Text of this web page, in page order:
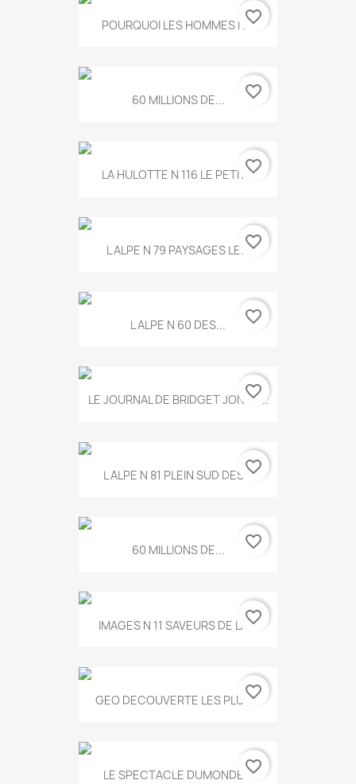
POURQUOI LES HOMMES N...favorite_border
60 MILLIONS DE... favorite_border
LA HULOTTE N 116 LE PETIT...favorite_border
L ALPE N 79 PAYSAGES LE...favorite_border
L ALPE N 60 DES... favorite_border
LE JOURNAL DE BRIDGET JONES...
favorite_border
L ALPE N 81 PLEIN SUD DES...favorite_border
60 MILLIONS DE... favorite_border
IMAGES N 11 SAVEURS DE LA...
favorite_border
GEO DECOUVERTE LES PLUS...
favorite_border
LE SPECTACLE DUMONDE...favorite_border